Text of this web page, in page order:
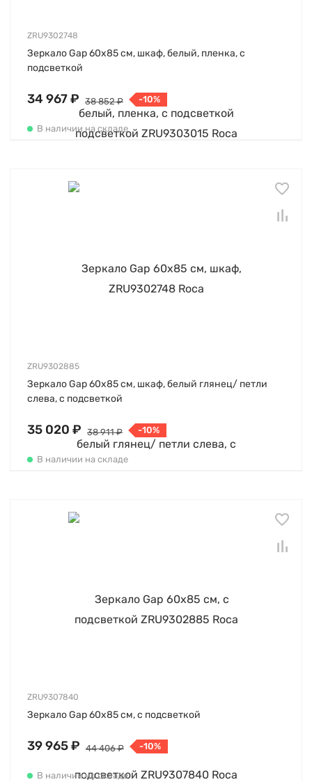
ZRU9302748
Зеркало Gap 60х85 см, шкаф, белый, пленка, с
подсветкой
34 967 ₽ 38 852 ₽ -10%
В наличии на складе
ZRU9302885
Зеркало Gap 60х85 см, шкаф, белый глянец/ петли
слева, с подсветкой
35 020 ₽ 38 911 ₽ -10%
В наличии на складе
ZRU9307840
Зеркало Gap 60х85 см, с подсветкой
39 965 ₽ 44 406 ₽ -10%
В наличии на складе